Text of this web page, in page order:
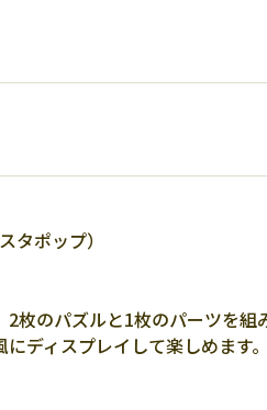
タポップ）
2枚のパズルと1枚のパーツを組
にディスプレイして楽しめます